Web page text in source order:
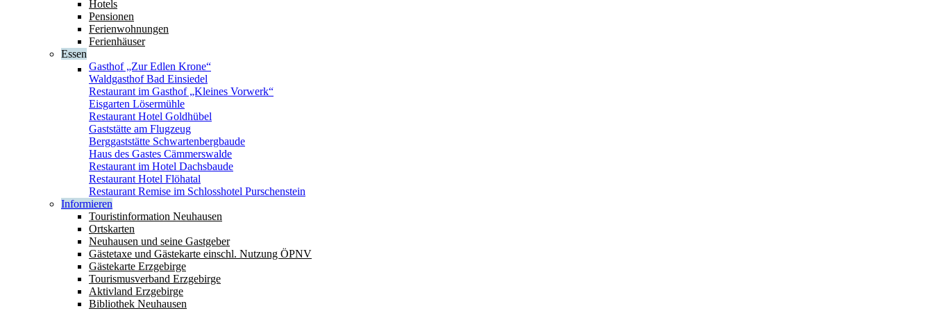
Hotels
Pensionen
Ferienwohnungen
Ferienhäuser
Essen
Gasthof „Zur Edlen Krone“
Waldgasthof Bad Einsiedel
Restaurant im Gasthof „Kleines Vorwerk“
Eisgarten Lösermühle
Restaurant Hotel Goldhübel
Gaststätte am Flugzeug
Berggaststätte Schwartenbergbaude
Haus des Gastes Cämmerswalde
Restaurant im Hotel Dachsbaude
Restaurant Hotel Flöhatal
Restaurant Remise im Schlosshotel Purschenstein
Informieren
Touristinformation Neuhausen
Ortskarten
Neuhausen und seine Gastgeber
Gästetaxe und Gästekarte einschl. Nutzung ÖPNV
Gästekarte Erzgebirge
Tourismusverband Erzgebirge
Aktivland Erzgebirge
Bibliothek Neuhausen